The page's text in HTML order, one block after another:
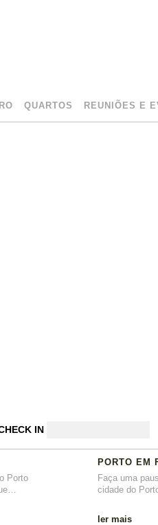
QUARTOS REUNIÕES E
IN
Porto
PORTO EM
Faça uma
cidade do
ler mais